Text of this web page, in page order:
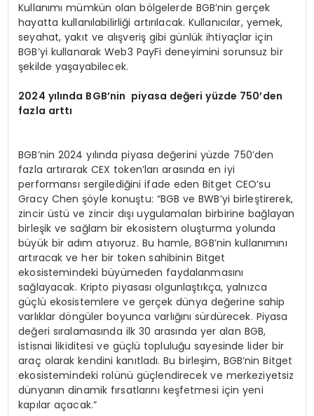
Kullanımı mümkün olan bölgelerde BGB’nin gerçek
hayatta kullanılabilirliği artırılacak. Kullanıcılar, yemek,
seyahat, yakıt ve alışveriş gibi günlük ihtiyaçlar için
BGB’yi kullanarak Web3 PayFi deneyimini sorunsuz bir
şekilde yaşayabilecek.
2024 yılında BGB’nin piyasa değeri yüzde 750’den
fazla arttı
BGB’nin 2024 yılında piyasa değerini yüzde 750’den
fazla artırarak CEX token’ları arasında en iyi
performansı sergilediğini ifade eden Bitget CEO’su
Gracy Chen şöyle konuştu: “BGB ve BWB’yi birleştirerek,
zincir üstü ve zincir dışı uygulamaları birbirine bağlayan
birleşik ve sağlam bir ekosistem oluşturma yolunda
büyük bir adım atıyoruz. Bu hamle, BGB’nin kullanımını
artıracak ve her bir token sahibinin Bitget
ekosistemindeki büyümeden faydalanmasını
sağlayacak. Kripto piyasası olgunlaştıkça, yalnızca
güçlü ekosistemlere ve gerçek dünya değerine sahip
varlıklar döngüler boyunca varlığını sürdürecek. Piyasa
değeri sıralamasında ilk 30 arasında yer alan BGB,
istisnai likiditesi ve güçlü topluluğu sayesinde lider bir
araç olarak kendini kanıtladı. Bu birleşim, BGB’nin Bitget
ekosistemindeki rolünü güçlendirecek ve merkeziyetsiz
dünyanın dinamik fırsatlarını keşfetmesi için yeni
kapılar açacak.”